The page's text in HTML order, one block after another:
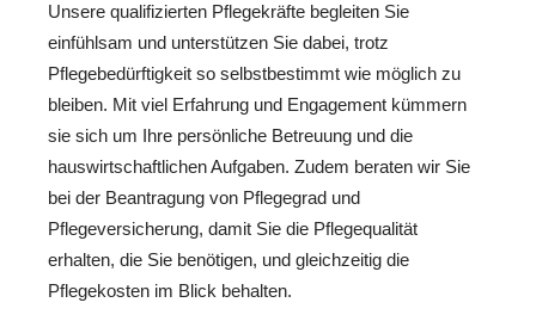
Unsere qualifizierten Pflegekräfte begleiten Sie
einfühlsam und unterstützen Sie dabei, trotz
Pflegebedürftigkeit so selbstbestimmt wie möglich zu
bleiben. Mit viel Erfahrung und Engagement kümmern
sie sich um Ihre persönliche Betreuung und die
hauswirtschaftlichen Aufgaben. Zudem beraten wir Sie
bei der Beantragung von Pflegegrad und
Pflegeversicherung, damit Sie die Pflegequalität
erhalten, die Sie benötigen, und gleichzeitig die
Pflegekosten im Blick behalten.